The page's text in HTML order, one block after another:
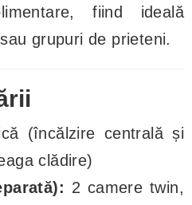
fiind ideală
grupuri de prieteni.
(încălzire centrală și
clădire)
2 camere twin,